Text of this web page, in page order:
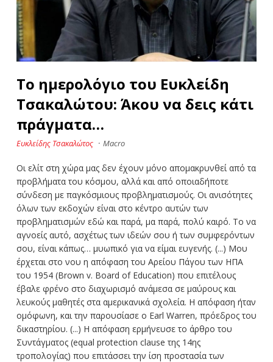
Το ημερολόγιο του Ευκλείδη
Τσακαλώτου: Άκου να δεις κάτι
πράγματα…
Ευκλείδης Τσακαλώτος · Macro
Οι ελίτ στη χώρα μας δεν έχουν μόνο απομακρυνθεί από τα
προβλήματα του κόσμου, αλλά και από οποιαδήποτε
σύνδεση με παγκόσμιους προβληματισμούς. Οι ανισότητες
όλων των εκδοχών είναι στο κέντρο αυτών των
προβληματισμών εδώ και παρά, μα παρά, πολύ καιρό. Το να
αγνοείς αυτό, ασχέτως των ιδεών σου ή των συμφερόντων
σου, είναι κάπως… μυωπικό για να είμαι ευγενής. (...) Μου
έρχεται στο νου η απόφαση του Αρείου Πάγου των ΗΠΑ
του 1954 (Brown v. Board of Education) που επιτέλους
έβαλε φρένο στο διαχωρισμό ανάμεσα σε μαύρους και
λευκούς μαθητές στα αμερικανικά σχολεία. Η απόφαση ήταν
ομόφωνη, και την παρουσίασε ο Earl Warren, πρόεδρος του
δικαστηρίου. (...) Η απόφαση ερμήνευσε το άρθρο του
Συντάγματος (equal protection clause της 14ης
τροπολογίας) που επιτάσσει την ίση προστασία των